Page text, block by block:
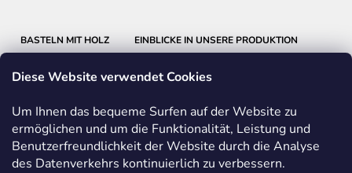
Diese Website verwendet Cookies
Um Ihnen das bequeme Surfen auf der Website zu
ermöglichen und um die Funktionalität, Leistung und
Benutzerfreundlichkeit der Website durch die Analyse
des Datenverkehrs kontinuierlich zu verbessern.
BASTELN MIT HOLZ EINBLICKE IN UNSERE PRODUKTION
METRIE BMI
FABER-CASTELL
FRIEDRICH RICHTER MESSWERKZEUGE